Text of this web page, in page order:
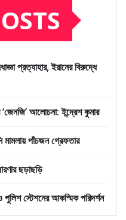
প্রত্যাহার, ইরানের বিরুদ্ধে
আলোচনা: ইন্দ্রেশ কুমার
পাঁচজন গ্রেফতার
ছড়াছড়ি
পুলিশ স্টেশনের আকস্মিক পরিদর্শন